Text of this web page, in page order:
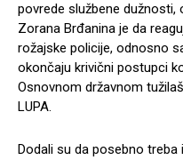
povrede službene dužnosti,
Zorana Brđanina je da
rožajske policije, odnosno
okončaju krivični postupci
Osnovnom državnom
LUPA.
Dodali su da posebno